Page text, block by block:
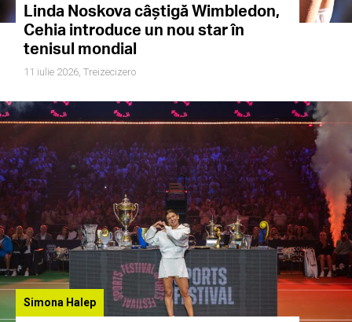
Linda Noskova câștigă Wimbledon,
Cehia introduce un nou star în
tenisul mondial
11 iulie 2026, Treizecizero
Simona Halep